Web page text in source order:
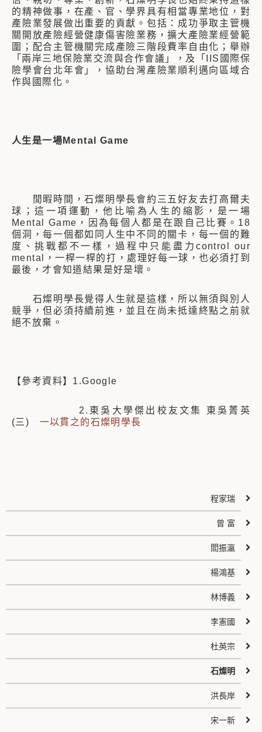
的精神做事，在產、官、學界具有相當專業地位，對
產險業發展做出重要的貢獻。包括：成功爭取主管機
關開放產險經營健康傷害險業務，擴大產險業經營範
圍；配合主管機關完成產險三階段費率自由化；舉辦
「兩岸三地保險業交流與合作會議」，及「IIS國際保
險學會台北年會」，協助台灣產險業順利邁向區域合
作與國際化。
人生是一場Mental Game
閒暇時間，石燦明學長會約三五好友去打高爾夫
球；這一項運動，他比喻為人生的縮影，是一場
Mental Game，因為每個人都是在跟自己比賽。18
個洞，每一個都如同人生中不同的關卡，每一個的難
度、挑戰都不一樣，過程中只能盡力control our
mental，一桿一桿的打，處理好每一球，也必須打到
最後，才會知道結果是好是壞。
石燦明學長覺得人生就是這樣，所以無須與別人
競爭，但必須持續前進，並且在尚未抵達終點之前就
絕不放棄。
【參考資料】1.Google
2.東吳大學傑出校友文集 東吳菁英
(三) 一以貫之的石燦明學長
程家瑞
曾 富
閻振瀛
楊鴻基
林博義
李憲國
杜英宗
石燦明
洪長岸
宋一新